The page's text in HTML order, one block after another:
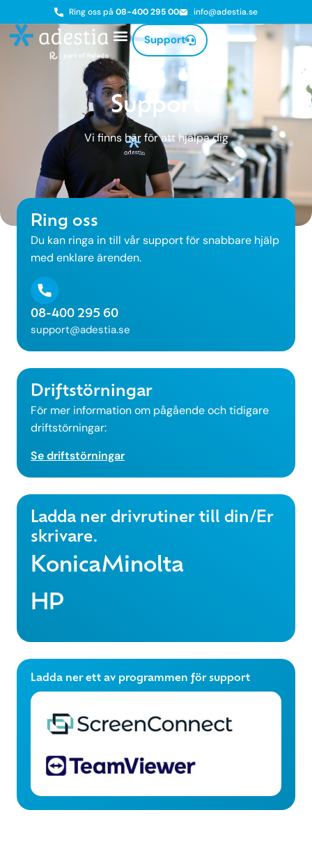
Ring oss på 08-400 295 00 info@adestia.se
Support
Support
Vi finns här för att hjälpa dig
Ring oss
Du kan ringa in till vår support för snabbare hjälp
med enklare ärenden.
08-400 295 60
support@adestia.se
Driftstörningar
För mer information om pågående och tidigare
driftstörningar:
Se driftstörningar
Ladda ner drivrutiner till din/Er
skrivare.
KonicaMinolta
HP
Ladda ner ett av programmen för support